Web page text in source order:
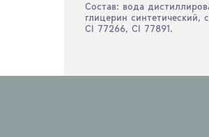
Состав: вода
глицерин
CI 77266, CI 77891.